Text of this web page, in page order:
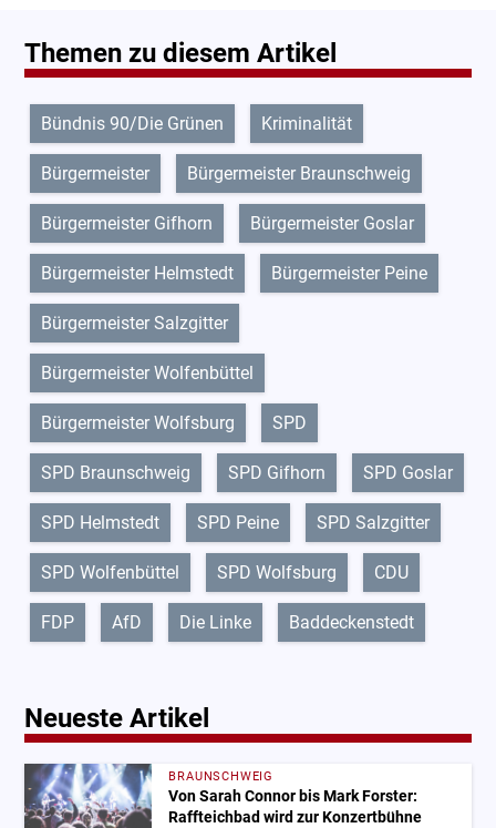
Themen zu diesem Artikel
Bündnis 90/Die Grünen Kriminalität
Bürgermeister Bürgermeister Braunschweig
Bürgermeister Gifhorn Bürgermeister Goslar
Bürgermeister Helmstedt Bürgermeister Peine
Bürgermeister Salzgitter
Bürgermeister Wolfenbüttel
Bürgermeister Wolfsburg SPD
SPD Braunschweig SPD Gifhorn SPD Goslar
SPD Helmstedt SPD Peine SPD Salzgitter
SPD Wolfenbüttel SPD Wolfsburg CDU
FDP AfD Die Linke Baddeckenstedt
Neueste Artikel
BRAUNSCHWEIG
Von Sarah Connor bis Mark Forster:
Raffteichbad wird zur Konzertbühne